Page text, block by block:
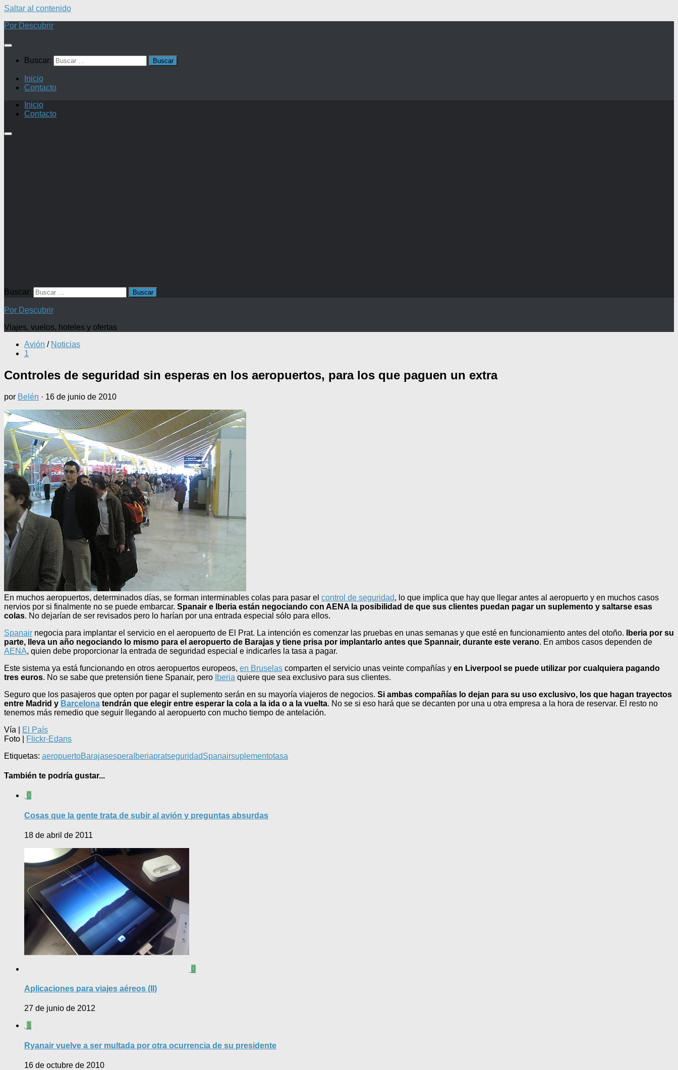
Saltar al contenido
Por Descubrir
Buscar:
Inicio
Contacto
Inicio
Contacto
Buscar:
Por Descubrir
Viajes, vuelos, hoteles y ofertas
Avión / Noticias
1
Controles de seguridad sin esperas en los aeropuertos, para los que paguen un extra
por Belén · 16 de junio de 2010
En muchos aeropuertos, determinados días, se forman interminables colas para pasar el control de seguridad, lo que implica que hay que llegar antes al aeropuerto y en muchos casos
nervios por si finalmente no se puede embarcar. Spanair e Iberia están negociando con AENA la posibilidad de que sus clientes puedan pagar un suplemento y saltarse esas
colas. No dejarían de ser revisados pero lo harían por una entrada especial sólo para ellos.
Spanair negocia para implantar el servicio en el aeropuerto de El Prat. La intención es comenzar las pruebas en unas semanas y que esté en funcionamiento antes del otoño.
Iberia por su
parte, lleva un año negociando lo mismo para el aeropuerto de Barajas y tiene prisa por implantarlo antes que Spannair, durante este verano. En ambos casos dependen de
AENA, quien debe proporcionar la entrada de seguridad especial e indicarles la tasa a pagar.
Este sistema ya está funcionando en otros aeropuertos europeos, en Bruselas comparten el servicio unas veinte compañías y en Liverpool se puede utilizar por cualquiera pagando
tres euros. No se sabe que pretensión tiene Spanair, pero Iberia quiere que sea exclusivo para sus clientes.
Seguro que los pasajeros que opten por pagar el suplemento serán en su mayoría viajeros de negocios. Si ambas compañías lo dejan para su uso exclusivo, los que hagan trayectos
entre Madrid y Barcelona tendrán que elegir entre esperar la cola a la ida o a la vuelta. No se si eso hará que se decanten por una u otra empresa a la hora de reservar. El resto no
tenemos más remedio que seguir llegando al aeropuerto con mucho tiempo de antelación.
Vía |
El País
Foto |
Flickr-Edans
Etiquetas: aeropuertoBarajasespera IberiapratseguridadSpanairsuplementotasa
También te podría gustar...
0
Cosas que la gente trata de subir al avión y preguntas absurdas
18 de abril de 2011
0
Aplicaciones para viajes aéreos (II)
27 de junio de 2012
1
Ryanair vuelve a ser multada por otra ocurrencia de su presidente
16 de octubre de 2010